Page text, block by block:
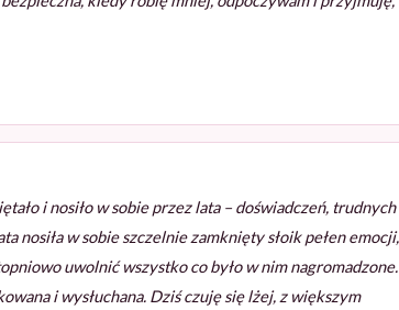
i nosiło w sobie przez lata – doświadczeń, trudnych
nosiła w sobie szczelnie zamknięty słoik pełen emocji,
uwolnić wszystko co było w nim nagromadzone.
i wysłuchana. Dziś czuję się lżej, z większym